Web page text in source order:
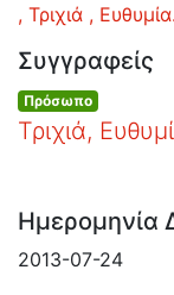
, Τριχιά ,
Συγγραφείς
Πρόσωπο
Τριχιά,
Ημερομηνία
2013-07-24